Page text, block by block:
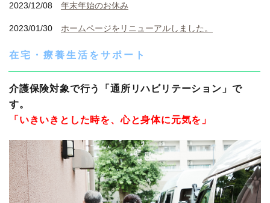
2023/12/08 年末年始のお休み
2023/01/30 ホームページをリニューアルしました。
在宅・療養生活をサポート
介護保険対象で行う「通所リハビリテーション」で
す。
「いきいきとした時を、心と身体に元気を」